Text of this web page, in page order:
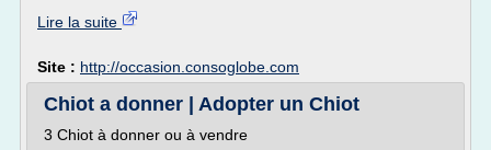
Lire la suite
Site : http://occasion.consoglobe.com
Chiot a donner | Adopter un Chiot
3 Chiot à donner ou à vendre